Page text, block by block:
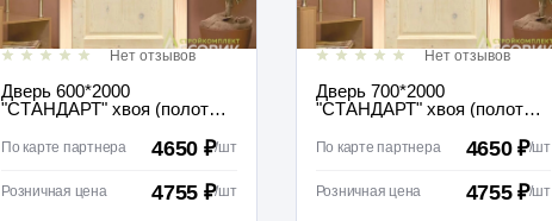
Нет отзывов
Дверь 600*2000
"СТАНДАРТ" хвоя (полотно
глухая
По карте партнера 4650 ₽/шт
Розничная цена 4755 ₽/шт
Нет отзывов
Дверь 700*2000
"СТАНДАРТ" хвоя (полотно
глухая
По карте партнера 4650 ₽/шт
Розничная цена 4755 ₽/шт